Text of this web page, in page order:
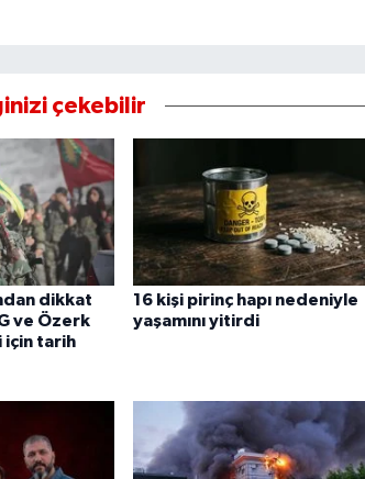
çekebilir
dikkat
ve Özerk
için tarih
16 kişi pirinç hapı nedeniyle
yaşamını yitirdi